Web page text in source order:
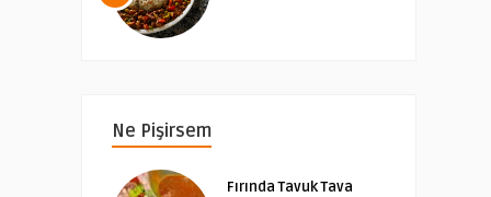
Ne Pişirsem
Fırında Tavuk Tava